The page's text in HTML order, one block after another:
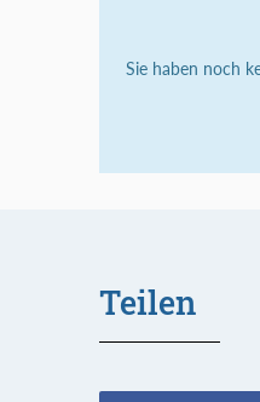
Sie haben noch
Teilen